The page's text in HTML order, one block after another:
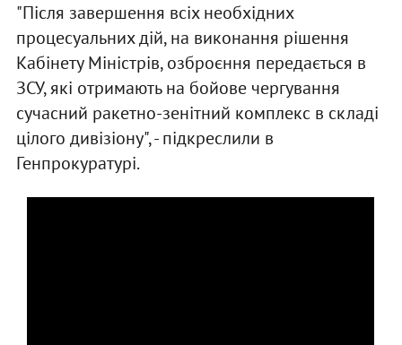
"Після завершення всіх необхідних
процесуальних дій, на виконання рішення
Кабінету Міністрів, озброєння передається в
ЗСУ, які отримають на бойове чергування
сучасний ракетно-зенітний комплекс в складі
цілого дивізіону", - підкреслили в
Генпрокуратурі.